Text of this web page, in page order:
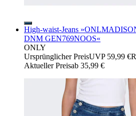
High-waist-Jeans
DNM GEN769NOOS«
ONLY
Ursprünglicher PreisUVP 59,99 €
Aktueller Preisab 35,99 €